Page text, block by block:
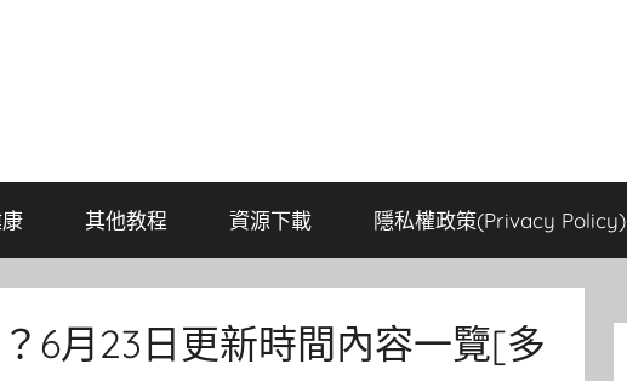
其他教程 資源下載 隱私權政策(Privacy Policy)
6月23日更新時間內容一覽[多